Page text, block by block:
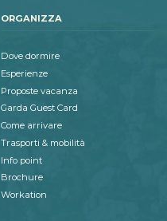
ORGANIZZA
Dove dormire
Esperienze
Proposte vacanza
Garda Guest Card
Come arrivare
Trasporti & mobilità
Info point
Brochure
Workation